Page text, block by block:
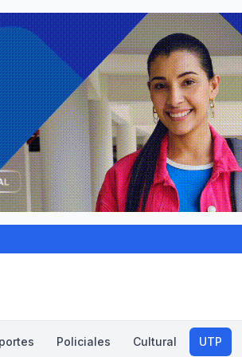
Policiales Cultural UTP